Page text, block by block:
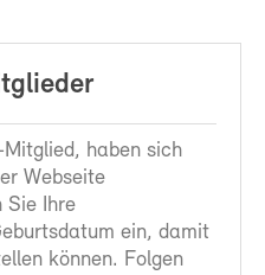
haben sich
Webseite
Sie Ihre
ein, damit
können. Folgen